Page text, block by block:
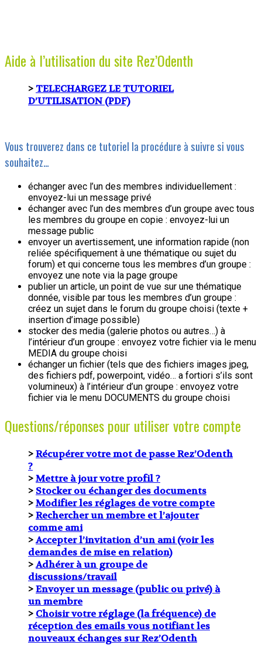
Aide à l’utilisation du site Rez’Odenth
> TELECHARGEZ LE TUTORIEL
D’UTILISATION (PDF)
Vous trouverez dans ce tutoriel la procédure à suivre si vous
souhaitez…
échanger avec l’un des membres individuellement :
envoyez-lui un message privé
échanger avec l’un des membres d’un groupe avec tous
les membres du groupe en copie : envoyez-lui un
message public
envoyer un avertissement, une information rapide (non
reliée spécifiquement à une thématique ou sujet du
forum) et qui concerne tous les membres d’un groupe :
envoyez une note via la page groupe
publier un article, un point de vue sur une thématique
donnée, visible par tous les membres d’un groupe :
créez un sujet dans le forum du groupe choisi (texte +
insertion d’image possible)
stocker des media (galerie photos ou autres…) à
l’intérieur d’un groupe : envoyez votre fichier via le menu
MEDIA du groupe choisi
échanger un fichier (tels que des fichiers images jpeg,
des fichiers pdf, powerpoint, vidéo… a fortiori s’ils sont
volumineux) à l’intérieur d’un groupe : envoyez votre
fichier via le menu DOCUMENTS du groupe choisi
Questions/réponses pour utiliser votre compte
>Récupérer votre mot de passe Rez’Odenth
?
>Mettre à jour votre profil ?
> Stocker ou échanger des documents
>Modifier les réglages de votre compte
>Rechercher un membre et l’ajouter
comme ami
>Accepter l’invitation d’un ami (voir les
demandes de mise en relation)
>Adhérer à un groupe de
discussions/travail
>Envoyer un message (public ou privé) à
un membre
> Choisir votre réglage (la fréquence) de
réception des emails vous notifiant les
nouveaux échanges sur Rez’Odenth